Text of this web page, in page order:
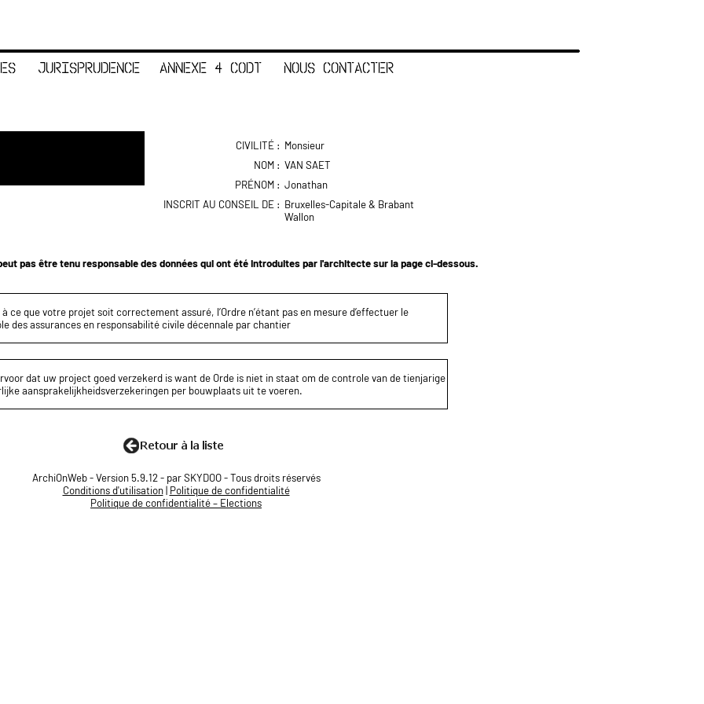
JURISPRUDENCE ANNEXE 4 CODT NOUS CONTACTER
CIVILITÉ : Monsieur
NOM : VAN SAET
PRÉNOM : Jonathan
INSCRIT AU CONSEIL DE : Bruxelles-Capitale & Brabant
Wallon
pas être tenu responsable des données qui ont été introduites par l'architecte sur la page ci-dessous.
à ce que votre projet soit correctement assuré, l’Ordre n’étant pas en mesure d’effectuer le
des assurances en responsabilité civile décennale par chantier
dat uw project goed verzekerd is want de Orde is niet in staat om de controle van de tienjarige
aansprakelijkheidsverzekeringen per bouwplaats uit te voeren.
ArchiOnWeb - Version 5.9.12 - par SKYDOO - Tous droits réservés
Conditions d'utilisation| Politique de confidentialité
Politique de confidentialité – Elections